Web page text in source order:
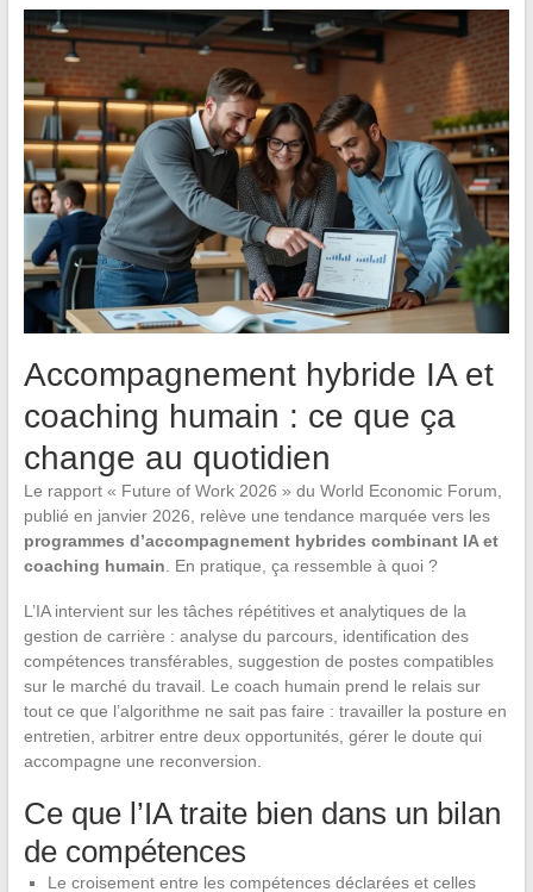
Accompagnement hybride IA et
coaching humain : ce que ça
change au quotidien
Le rapport « Future of Work 2026 » du World Economic Forum,
publié en janvier 2026, relève une tendance marquée vers les
programmes d’accompagnement hybrides combinant IA et
coaching humain. En pratique, ça ressemble à quoi ?
L’IA intervient sur les tâches répétitives et analytiques de la
gestion de carrière : analyse du parcours, identification des
compétences transférables, suggestion de postes compatibles
sur le marché du travail. Le coach humain prend le relais sur
tout ce que l’algorithme ne sait pas faire : travailler la posture en
entretien, arbitrer entre deux opportunités, gérer le doute qui
accompagne une reconversion.
Ce que l’IA traite bien dans un bilan
de compétences
Le croisement entre les compétences déclarées et celles